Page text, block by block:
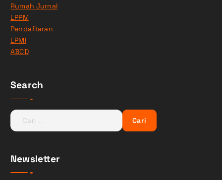
Rumah Jurnal
LPPM
Pendaftaran
LPMI
ABCD
Search
C
a
u
n
Newsletter